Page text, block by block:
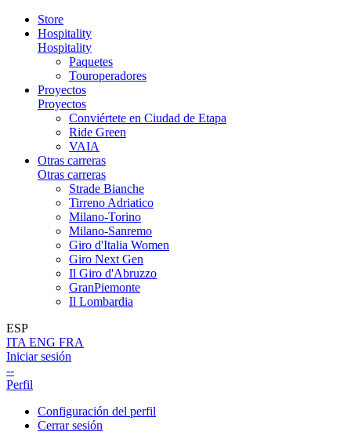
Store
Hospitality
Hospitality
Paquetes
Touroperadores
Proyectos
Proyectos
Conviértete en Ciudad de Etapa
Ride Green
VAIA
Otras carreras
Otras carreras
Strade Bianche
Tirreno Adriatico
Milano-Torino
Milano-Sanremo
Giro d'Italia Women
Giro Next Gen
Il Giro d'Abruzzo
GranPiemonte
Il Lombardia
ESP
ITA ENG FRA
Iniciar sesión
--
Perfil
Configuración del perfil
Cerrar sesión